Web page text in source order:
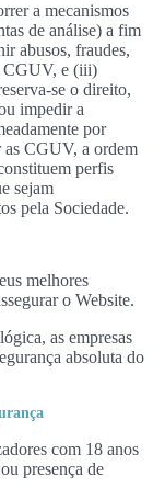
a mecanismos
de análise) a fim
abusos, fraudes,
CGUV, e (iii)
se o direito,
impedir a
por
as CGUV, a ordem
perfis
sejam
pela Sociedade.
melhores
o Website.
as empresas
absoluta do
com 18 anos
presença de